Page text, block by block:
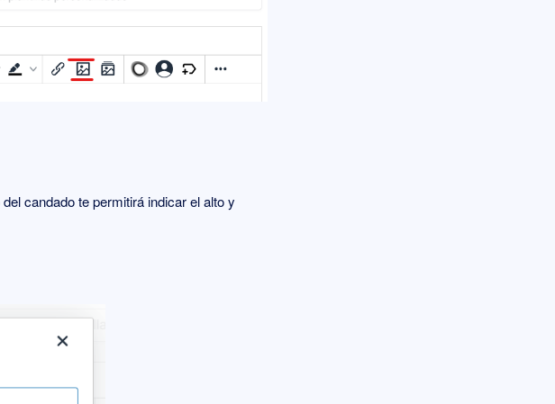
candado te permitirá indicar el alto y